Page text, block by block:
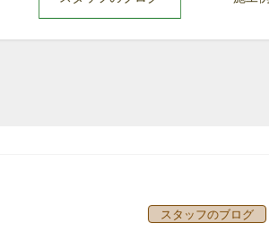
スタッフのブログ